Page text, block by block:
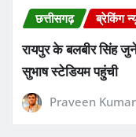
छत्तीसगढ़ ब्रेकिंग
रायपुर के बलबीर सिंह
सुभाष स्टेडियम पहुंची
Praveen